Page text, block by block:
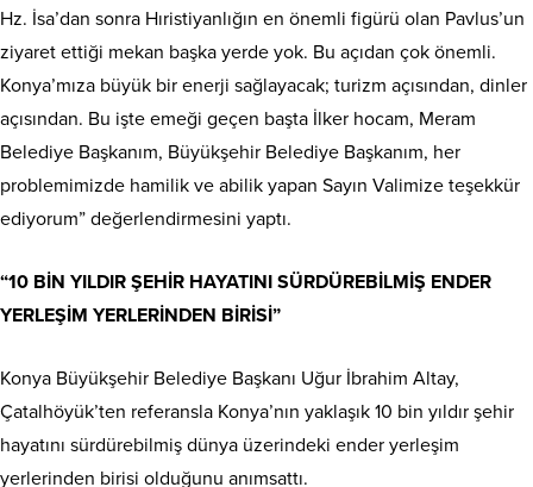
Hz. İsa’dan sonra Hıristiyanlığın en önemli figürü olan Pavlus’un
ziyaret ettiği mekan başka yerde yok. Bu açıdan çok önemli.
Konya’mıza büyük bir enerji sağlayacak; turizm açısından, dinler
açısından. Bu işte emeği geçen başta İlker hocam, Meram
Belediye Başkanım, Büyükşehir Belediye Başkanım, her
problemimizde hamilik ve abilik yapan Sayın Valimize teşekkür
ediyorum” değerlendirmesini yaptı.
“10 BİN YILDIR ŞEHİR HAYATINI SÜRDÜREBİLMİŞ ENDER
YERLEŞİM YERLERİNDEN BİRİSİ”
Konya Büyükşehir Belediye Başkanı Uğur İbrahim Altay,
Çatalhöyük’ten referansla Konya’nın yaklaşık 10 bin yıldır şehir
hayatını sürdürebilmiş dünya üzerindeki ender yerleşim
yerlerinden birisi olduğunu anımsattı.